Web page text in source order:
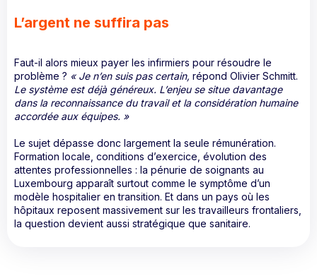
L’argent ne suffira pas
Faut-il alors mieux payer les infirmiers pour résoudre le
problème ? « Je n’en suis pas certain, répond Olivier Schmitt.
Le système est déjà généreux. L’enjeu se situe davantage
dans la reconnaissance du travail et la considération humaine
accordée aux équipes. »
Le sujet dépasse donc largement la seule rémunération.
Formation locale, conditions d’exercice, évolution des
attentes professionnelles : la pénurie de soignants au
Luxembourg apparaît surtout comme le symptôme d’un
modèle hospitalier en transition. Et dans un pays où les
hôpitaux reposent massivement sur les travailleurs frontaliers,
la question devient aussi stratégique que sanitaire.